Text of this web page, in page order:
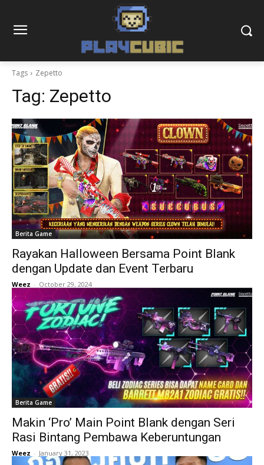
Tags Zepetto
Tag: Zepetto
Berita Game
Rayakan Halloween Bersama Point Blank
dengan Update dan Event Terbaru
Weez - October 29, 2024
Berita Game
Makin ‘Pro’ Main Point Blank dengan Seri
Rasi Bintang Pembawa Keberuntungan
Weez - January 31, 2023